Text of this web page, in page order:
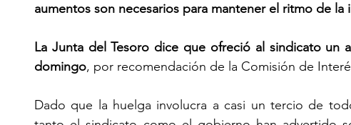
aumentos son necesarios para mantener el ritmo de la
La Junta del Tesoro dice que ofreció al sindicato un
domingo, por recomendación de la Comisión de
Dado que la huelga involucra a casi un tercio de